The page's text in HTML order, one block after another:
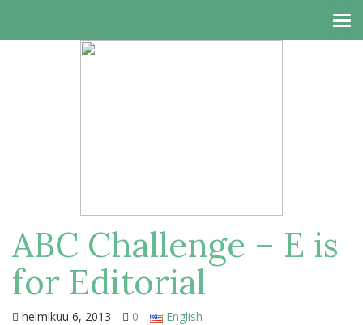
ABC Challenge – E is
for Editorial
helmikuu 6, 2013 0 English